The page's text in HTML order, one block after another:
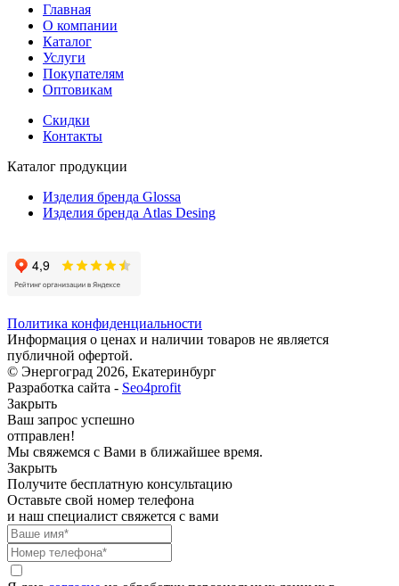
Главная
О компании
Каталог
Услуги
Покупателям
Оптовикам
Скидки
Контакты
Каталог продукции
Изделия бренда Glossa
Изделия бренда Atlas Desing
Политика конфиденциальности
Информация о ценах и наличии товаров не является
публичной офертой.
© Энергоград 2026, Екатеринбург
Разработка сайта - Seo4profit
Закрыть
Ваш запрос успешно
отправлен!
Мы свяжемся с Вами в ближайшее время.
Закрыть
Получите бесплатную консультацию
Оставьте свой номер телефона
и наш специалист свяжется с вами